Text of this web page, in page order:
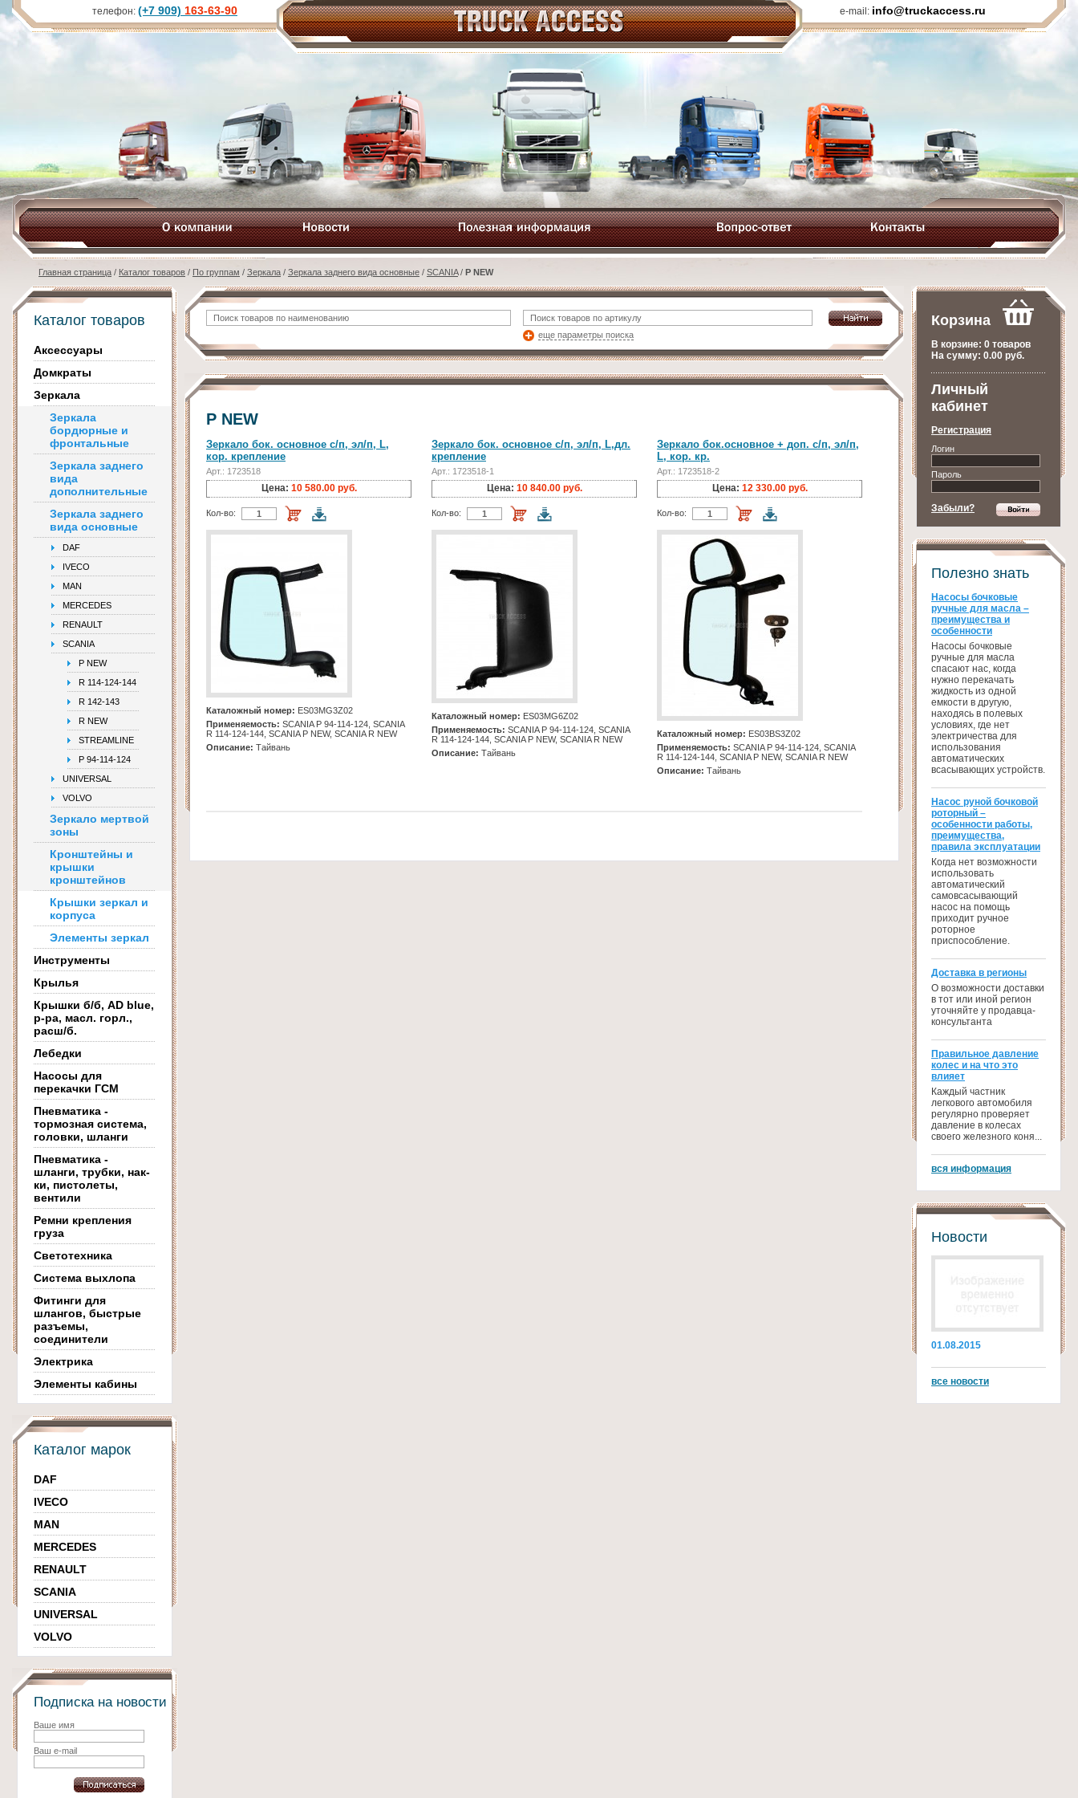
Главная страница / Каталог товаров / По группам / Зеркала / Зеркала заднего вида основные / SCANIA/ P NEW
Каталог товаров
Аксессуары
Домкраты
Зеркала
Зеркала
бордюрные и
фронтальные
Зеркала заднего
вида
дополнительные
Зеркала заднего
вида основные
DAF
IVECO
MAN
MERCEDES
RENAULT
SCANIA
P NEW
R 114-124-144
R 142-143
R NEW
STREAMLINE
Р 94-114-124
UNIVERSAL
VOLVO
Зеркало мертвой
зоны
Кронштейны и
крышки
кронштейнов
Крышки зеркал и
корпуса
Элементы зеркал
Инструменты
Крылья
Крышки б/б, AD blue,
р-ра, масл. горл.,
расш/б.
Лебедки
Насосы для
перекачки ГСМ
Пневматика -
тормозная система,
головки, шланги
Пневматика -
шланги, трубки, нак-
ки, пистолеты,
вентили
Ремни крепления
груза
Светотехника
Система выхлопа
Фитинги для
шлангов, быстрые
разъемы,
соединители
Электрика
Элементы кабины
Каталог марок
DAF
IVECO
MAN
MERCEDES
RENAULT
SCANIA
UNIVERSAL
VOLVO
Подписка на новости
Ваше имя
Ваш e-mail
еще параметры поиска
P NEW
Зеркало бок. основное с/п, эл/п, L,
кор. крепление
Арт.: 1723518
Цена: 10 580.00 руб.
Кол-во:
Каталожный номер: ES03MG3Z02
Применяемость: SCANIA Р 94-114-124, SCANIA
R 114-124-144, SCANIA P NEW, SCANIA R NEW
Описание: Тайвань
Зеркало бок. основное с/п, эл/п, L,дл.
крепление
Арт.: 1723518-1
Цена: 10 840.00 руб.
Кол-во:
Каталожный номер: ES03MG6Z02
Применяемость: SCANIA Р 94-114-124, SCANIA
R 114-124-144, SCANIA P NEW, SCANIA R NEW
Описание: Тайвань
Зеркало бок.основное + доп. с/п, эл/п,
L, кор. кр.
Арт.: 1723518-2
Цена: 12 330.00 руб.
Кол-во:
Каталожный номер: ES03BS3Z02
Применяемость: SCANIA Р 94-114-124, SCANIA
R 114-124-144, SCANIA P NEW, SCANIA R NEW
Описание: Тайвань
Корзина
В корзине: 0 товаров
На сумму: 0.00 руб.
Личный
кабинет
Регистрация
Логин
Пароль
Забыли?
Полезно знать
Насосы бочковые
ручные для масла –
преимущества и
особенности
Насосы бочковые
ручные для масла
спасают нас, когда
нужно перекачать
жидкость из одной
емкости в другую,
находясь в полевых
условиях, где нет
электричества для
использования
автоматических
всасывающих устройств.
Насос руной бочковой
роторный –
особенности работы,
преимущества,
правила эксплуатации
Когда нет возможности
использовать
автоматический
самовсасывающий
насос на помощь
приходит ручное
роторное
приспособление.
Доставка в регионы
О возможности доставки
в тот или иной регион
уточняйте у продавца-
консультанта
Правильное давление
колес и на что это
влияет
Каждый частник
легкового автомобиля
регулярно проверяет
давление в колесах
своего железного коня...
вся информация
Новости
01.08.2015
все новости
телефон: (+7 909) 163-63-90 e-mail: info@truckaccess.ru